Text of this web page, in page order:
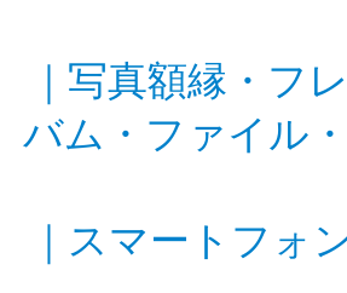
写真額縁・フ
バム・ファイル
スマートフォ